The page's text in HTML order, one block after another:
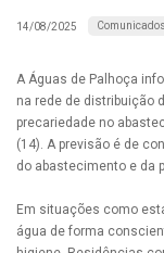
14/08/2025 Comunicados
A Águas de Palhoça
na rede de distribuição
precariedade no
(14). A previsão é de
do abastecimento e da
Em situações como
água de forma